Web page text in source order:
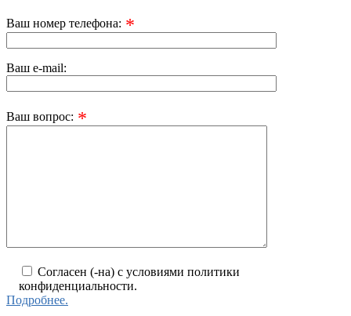
Ваш номер телефона: *
Ваш e-mail:
Ваш вопрос: *
Согласен (-на) с условиями политики
конфиденциальности.
Подробнее.